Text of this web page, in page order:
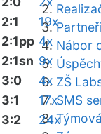
Nábor
ZŠ
SMS
2:1
19x
2:1pp 4x
2:1sn 9x
3:0
4x
3:1
17x
3:2
24x